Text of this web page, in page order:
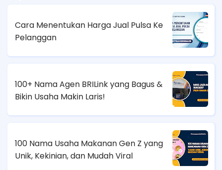
Cara Menentukan Harga Jual Pulsa Ke
Pelanggan
100+ Nama Agen BRILink yang Bagus &
Bikin Usaha Makin Laris!
100 Nama Usaha Makanan Gen Z yang
Unik, Kekinian, dan Mudah Viral